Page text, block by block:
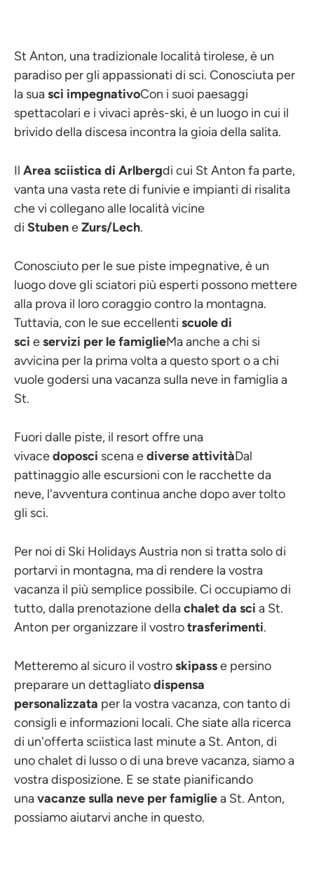
St Anton, una tradizionale località tirolese, è un
paradiso per gli appassionati di sci. Conosciuta per
la suasci impegnativoCon i suoi paesaggi
spettacolari e i vivaci après-ski, è un luogo in cui il
brivido della discesa incontra la gioia della salita.
Il Area sciistica di Arlbergdi cui St Anton fa parte,
vanta una vasta rete di funivie e impianti di risalita
che vi collegano alle località vicine
di StubeneZurs/Lech.
Conosciuto per le sue piste impegnative, è un
luogo dove gli sciatori più esperti possono mettere
alla prova il loro coraggio contro la montagna.
Tuttavia, con le sue eccellenti scuole di
sci eservizi per le famiglieMa anche a chi si
avvicina per la prima volta a questo sport o a chi
vuole godersi una vacanza sulla neve in famiglia a
St.
Fuori dalle piste, il resort offre una
vivacedoposci scena ediverse attivitàDal
pattinaggio alle escursioni con le racchette da
neve, l'avventura continua anche dopo aver tolto
gli sci.
Per noi di Ski Holidays Austria non si tratta solo di
portarvi in montagna, ma di rendere la vostra
vacanza il più semplice possibile. Ci occupiamo di
tutto, dalla prenotazione dellachalet da sci a St.
Anton per organizzare il vostrotrasferimenti.
Metteremo al sicuro il vostroskipasse persino
preparare un dettagliatodispensa
personalizzata per la vostra vacanza, con tanto di
consigli e informazioni locali. Che siate alla ricerca
di un'offerta sciistica last minute a St. Anton, di
uno chalet di lusso o di una breve vacanza, siamo a
vostra disposizione. E se state pianificando
unavacanze sulla neve per famigliea St. Anton,
possiamo aiutarvi anche in questo.